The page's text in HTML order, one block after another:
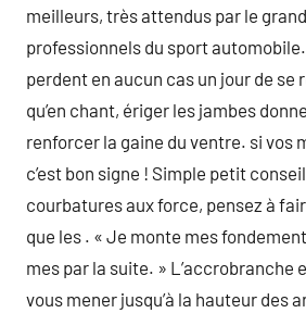
meilleurs, très attendus par le
professionnels du sport
perdent en aucun cas un jour de se
qu’en chant, ériger les jambes
renforcer la gaine du ventre. si vos
c’est bon signe ! Simple petit
courbatures aux force, pensez à
que les . « Je monte mes
mes par la suite. » L’accrobranche
vous mener jusqu’à la hauteur des